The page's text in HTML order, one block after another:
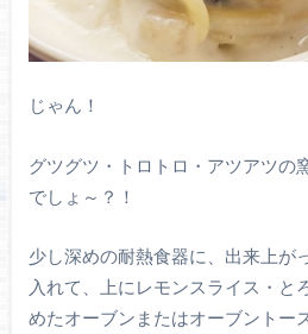
じゃん！
グツグツ・トロトロ・アツアツの
でしょ～？！
少し深めの耐熱食器に、出来上が
入れて、上にレモンスライス・と
めたオーブンまたはオーブントー